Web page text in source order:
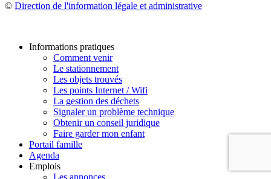
© Direction de l'information légale et administrative
Informations pratiques
Comment venir
Le stationnement
Les objets trouvés
Les points Internet / Wifi
La gestion des déchets
Signaler un problème technique
Obtenir un conseil juridique
Faire garder mon enfant
Portail famille
Agenda
Emplois